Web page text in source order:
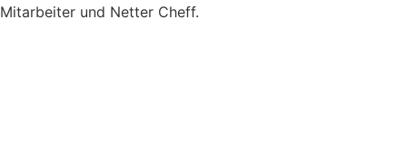
Mitarbeiter und Netter Cheff.